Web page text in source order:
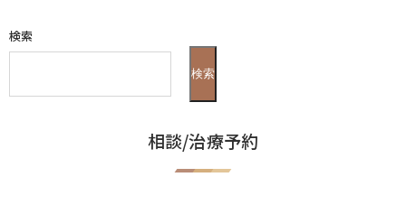
検索
検索
相談/治療予約